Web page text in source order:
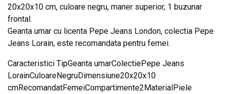
20x20x10 cm, culoare negru, maner superior, 1 buzunar
frontal.
Geanta umar cu licenta Pepe Jeans London, colectia Pepe
Jeans Lorain, este recomandata pentru femei.
Caracteristici TipGeanta umarColectiePepe Jeans
LorainCuloareNegruDimensiune20x20x10
cmRecomandatFemeiCompartimente2MaterialPiele